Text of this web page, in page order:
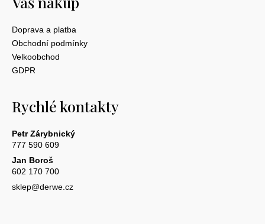
Doprava a platba
Obchodní podmínky
Velkoobchod
GDPR
Rychlé kontakty
Petr Zárybnický
777 590 609
Jan Boroš
602 170 700
sklep@derwe.cz